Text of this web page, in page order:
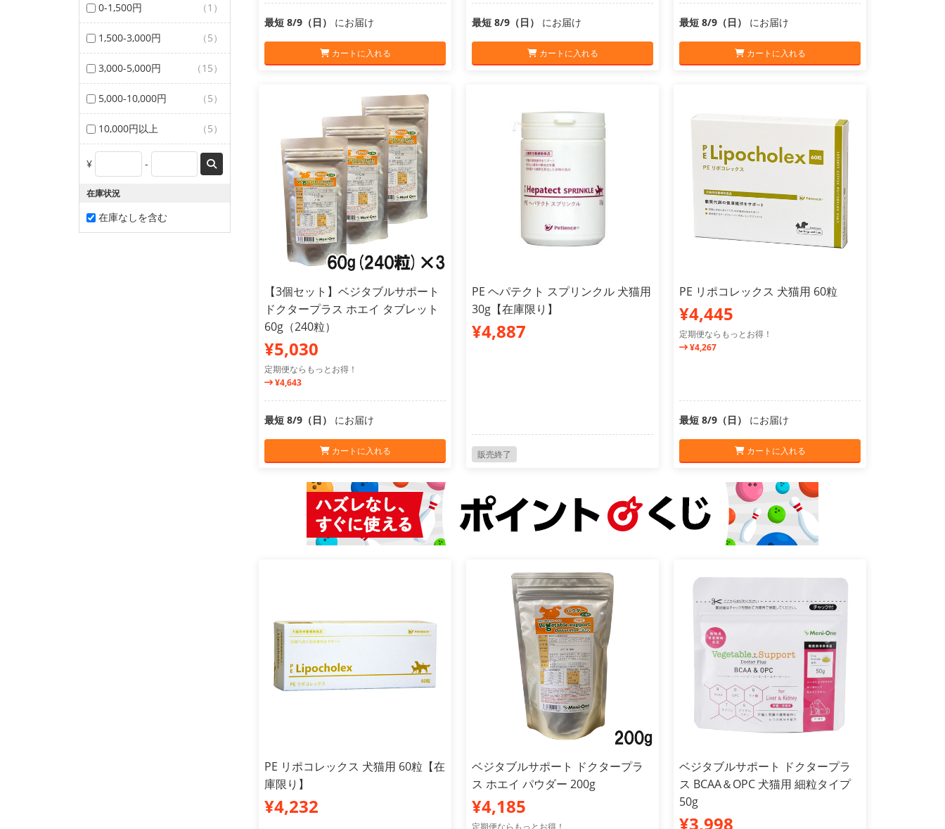
0-1,500円 （1）
1,500-3,000円 （5）
3,000-5,000円 （15）
5,000-10,000円 （5）
10,000円以上 （5）
¥ -
在庫状況
在庫なしを含む
最短 8/9（日） にお届け
カートに入れる
最短 8/9（日） にお届け
カートに入れる
最短 8/9（日） にお届け
カートに入れる
【3個セット】ベジタブルサポート
ドクタープラス ホエイ タブレット
60g（240粒）
¥5,030
定期便ならもっとお得！
¥4,643
最短 8/9（日） にお届け
カートに入れる
PE ヘパテクト スプリンクル 犬猫用
30g【在庫限り】
¥4,887
販売終了
PE リポコレックス 犬猫用 60粒
¥4,445
定期便ならもっとお得！
¥4,267
最短 8/9（日） にお届け
カートに入れる
PE リポコレックス 犬猫用 60粒【在
庫限り】
¥4,232
ベジタブルサポート ドクタープラ
ス ホエイ パウダー 200g
¥4,185
定期便ならもっとお得！
ベジタブルサポート ドクタープラ
ス BCAA＆OPC 犬猫用 細粒タイプ
50g
¥3,998